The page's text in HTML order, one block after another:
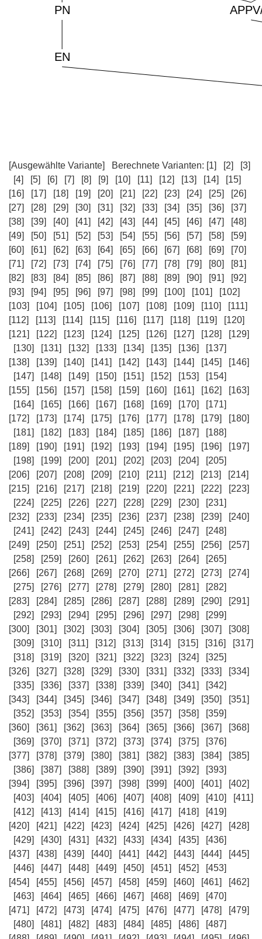
[Ausgewählte Variante] Berechnete Varianten: [1] [2]
[3]
[4]
[5] [6] [7] [8] [9] [10] [11] [12] [13] [14]
[15]
[16]
[17] [18] [19] [20] [21] [22] [23] [24] [25]
[26]
[27]
[28] [29] [30] [31] [32] [33] [34] [35] [36]
[37]
[38]
[39] [40] [41] [42] [43] [44] [45] [46] [47]
[48]
[49]
[50] [51] [52] [53] [54] [55] [56] [57] [58]
[59]
[60]
[61] [62] [63] [64] [65] [66] [67] [68] [69]
[70]
[71]
[72] [73] [74] [75] [76] [77] [78] [79] [80]
[81]
[82]
[83] [84] [85] [86] [87] [88] [89] [90] [91]
[92]
[93]
[94] [95] [96] [97] [98] [99] [100] [101]
[102]
[103]
[104] [105] [106] [107] [108] [109] [110]
[111]
[112]
[113] [114] [115] [116] [117] [118] [119]
[120]
[121]
[122] [123] [124] [125] [126] [127] [128]
[129]
[130]
[131] [132] [133] [134] [135] [136]
[137]
[138]
[139] [140] [141] [142] [143] [144] [145]
[146]
[147]
[148] [149] [150] [151] [152] [153]
[154]
[155]
[156] [157] [158] [159] [160] [161] [162]
[163]
[164]
[165] [166] [167] [168] [169] [170]
[171]
[172]
[173] [174] [175] [176] [177] [178] [179]
[180]
[181]
[182] [183] [184] [185] [186] [187]
[188]
[189]
[190] [191] [192] [193] [194] [195] [196]
[197]
[198]
[199] [200] [201] [202] [203] [204]
[205]
[206]
[207] [208] [209] [210] [211] [212] [213]
[214]
[215]
[216] [217] [218] [219] [220] [221] [222]
[223]
[224]
[225] [226] [227] [228] [229] [230]
[231]
[232]
[233] [234] [235] [236] [237] [238] [239]
[240]
[241]
[242] [243] [244] [245] [246] [247]
[248]
[249]
[250] [251] [252] [253] [254] [255] [256]
[257]
[258]
[259] [260] [261] [262] [263] [264]
[265]
[266]
[267] [268] [269] [270] [271] [272] [273]
[274]
[275]
[276] [277] [278] [279] [280] [281]
[282]
[283]
[284] [285] [286] [287] [288] [289] [290]
[291]
[292]
[293] [294] [295] [296] [297] [298]
[299]
[300]
[301] [302] [303] [304] [305] [306] [307]
[308]
[309]
[310] [311] [312] [313] [314] [315] [316]
[317]
[318]
[319] [320] [321] [322] [323] [324]
[325]
[326]
[327] [328] [329] [330] [331] [332] [333]
[334]
[335]
[336] [337] [338] [339] [340] [341]
[342]
[343]
[344] [345] [346] [347] [348] [349] [350]
[351]
[352]
[353] [354] [355] [356] [357] [358]
[359]
[360]
[361] [362] [363] [364] [365] [366] [367]
[368]
[369]
[370] [371] [372] [373] [374] [375]
[376]
[377]
[378] [379] [380] [381] [382] [383] [384]
[385]
[386]
[387] [388] [389] [390] [391] [392]
[393]
[394]
[395] [396] [397] [398] [399] [400] [401]
[402]
[403]
[404] [405] [406] [407] [408] [409] [410]
[411]
[412]
[413] [414] [415] [416] [417] [418]
[419]
[420]
[421] [422] [423] [424] [425] [426] [427]
[428]
[429]
[430] [431] [432] [433] [434] [435]
[436]
[437]
[438] [439] [440] [441] [442] [443] [444]
[445]
[446]
[447] [448] [449] [450] [451] [452]
[453]
[454]
[455] [456] [457] [458] [459] [460] [461]
[462]
[463]
[464] [465] [466] [467] [468] [469]
[470]
[471]
[472] [473] [474] [475] [476] [477] [478]
[479]
[480]
[481] [482] [483] [484] [485] [486]
[487]